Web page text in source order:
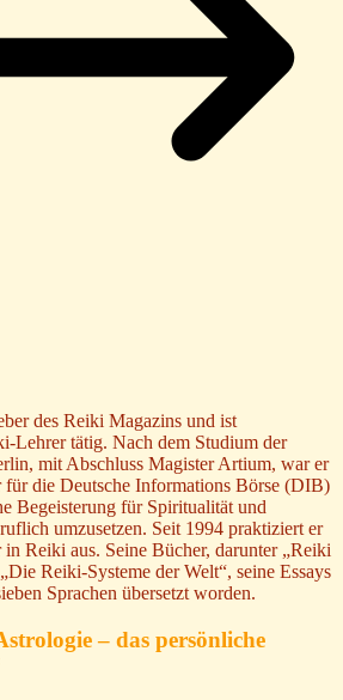
des Reiki Magazins und ist
Lehrer tätig. Nach dem Studium der
mit Abschluss Magister Artium, war er
für die Deutsche Informations Börse (DIB)
Begeisterung für Spiritualität und
umzusetzen. Seit 1994 praktiziert er
Reiki aus. Seine Bücher, darunter „Reiki
Reiki-Systeme der Welt“, seine Essays
Sprachen übersetzt worden.
– das persönliche